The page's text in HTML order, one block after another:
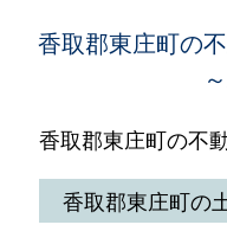
香取郡東庄町の
香取郡東庄町の不
香取郡東庄町の